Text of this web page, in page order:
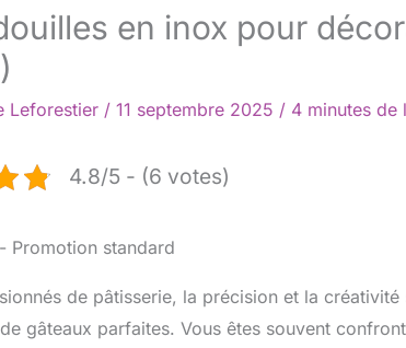
en inox pour
Leforestier / 11 septembre 2025 / 4 minutes de
4.8/5 - (6 votes)
de pâtisserie, la précision et la
gâteaux parfaites. Vous êtes souvent